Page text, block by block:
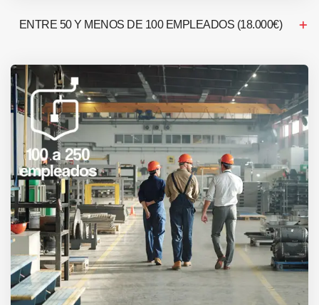
ENTRE 50 Y MENOS DE 100 EMPLEADOS (18.000€)